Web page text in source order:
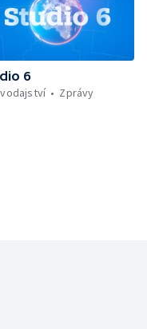
6
Zprávy